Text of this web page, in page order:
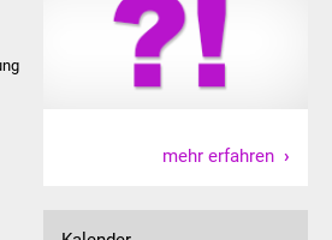
mehr erfahren